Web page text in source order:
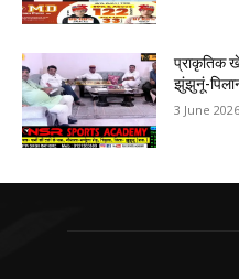
प्राकृतिक
झुंझुनूं-
3 June 2026